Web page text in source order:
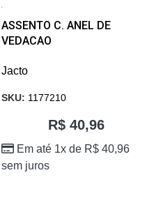
ASSENTO C. ANEL DE
VEDACAO
Jacto
SKU: 1177210
R$40,96
Em até 1x de R$ 40,96
sem juros